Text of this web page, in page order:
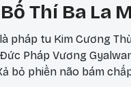
Thí Ba La
pháp tu Kim Cương
Pháp Vương
bỏ phiền não bám